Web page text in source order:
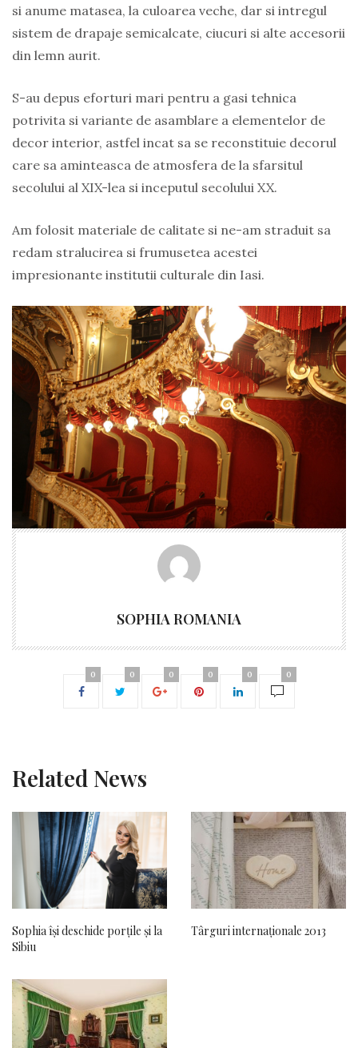
si anume matasea, la culoarea veche, dar si intregul
sistem de drapaje semicalcate, ciucuri si alte accesorii
din lemn aurit.
S-au depus eforturi mari pentru a gasi tehnica
potrivita si variante de asamblare a elementelor de
decor interior, astfel incat sa se reconstituie decorul
care sa aminteasca de atmosfera de la sfarsitul
secolului al XIX-lea si inceputul secolului XX.
Am folosit materiale de calitate si ne-am straduit sa
redam stralucirea si frumusetea acestei
impresionante institutii culturale din Iasi.
SOPHIA ROMANIA
0 0 0 0 0 0
Related News
Sophia își deschide porțile și la
Sibiu
Târguri internaționale 2013